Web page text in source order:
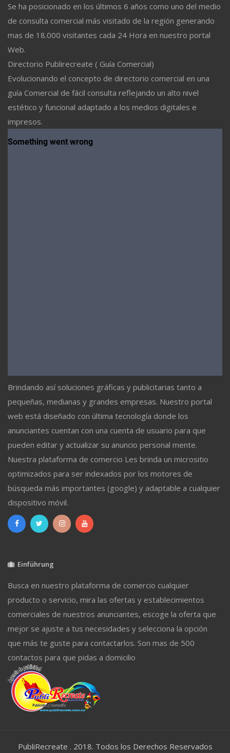
Se ha posicionado en los últimos 6 años como uno del medio
de consulta comercial más visitado de la región generando
mas de 18.000 visitantes cada 24 Hora en nuestro portal
Web.
Directorio Publirecreate ( Guía Comercial)
Evolucionando el concepto de directorio comercial en una
guía Comercial de fácil consulta reflejando un alto nivel
estético y funcional adaptado a los medios digitales e
impresos.
Brindando así soluciones gráficas y publicitarias tanto a
pequeñas, medianas y grandes empresas. Nuestro portal
web está diseñado con última tecnología donde los
anunciantes cuentan con una cuenta de usuario para que
pueden editar y actualizar su anuncio personal mente.
Nuestra plataforma de comercio Les brinda un micrositio
optimizados para ser indexados por los motores de
búsqueda más importantes (google) y adaptable a cualquier
dispositivo móvil.
Einführung
Busca en nuestro plataforma de comercio cualquier
producto o servicio, mira las ofertas y establecimientos
comerciales de nuestros anunciantes, escoge la oferta que
mejor se ajuste a tus necesidades y selecciona la opción
que más te guste para contactarlos. Son mas de 500
contactos para que pidas a domicilio
PubliRecreate . 2018. Todos los Derechos Reservados